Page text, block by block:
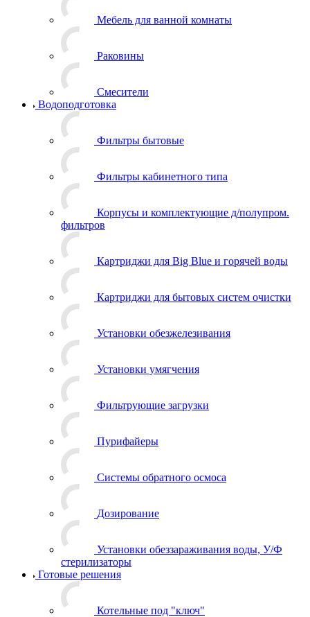
Мебель для ванной комнаты
Раковины
Смесители
Водоподготовка
Фильтры бытовые
Фильтры кабинетного типа
Корпусы и комплектующие д/полупром.
фильтров
Картриджи для Big Blue и горячей воды
Картриджи для бытовых систем очистки
Установки обезжелезивания
Установки умягчения
Фильтрующие загрузки
Пурифайеры
Системы обратного осмоса
Дозирование
Установки обеззараживания воды, У/Ф
стерилизаторы
Готовые решения
Котельные под "ключ"